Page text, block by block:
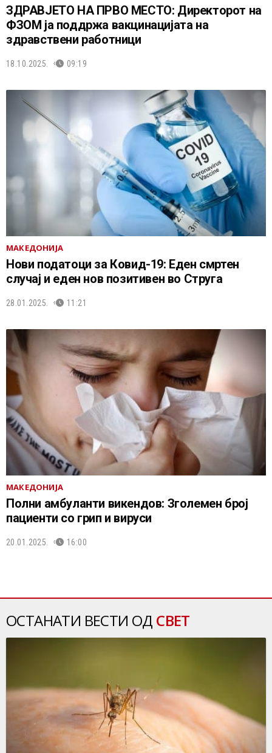
ЗДРАВЈЕТО НА ПРВО МЕСТО: Директорот на
ФЗОМ ја поддржа вакцинацијата на
здравствени работници
18.10.2025. 09:19
МАКЕДОНИЈА
Нови податоци за Ковид-19: Еден смртен
случај и еден нов позитивен во Струга
28.01.2025. 11:21
МАКЕДОНИЈА
Полни амбуланти викендов: Зголемен број
пациенти со грип и вируси
20.01.2025. 16:00
ОСТАНАТИ ВЕСТИ ОД СВЕТ